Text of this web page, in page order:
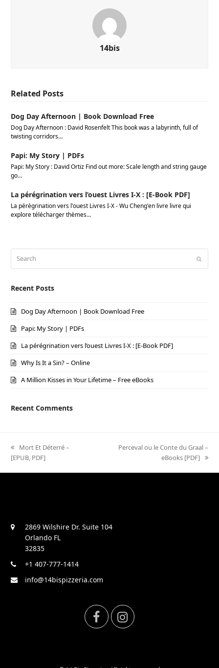
14bis
Related Posts
Dog Day Afternoon | Book Download Free
Dog Day Afternoon : David Rosenfelt This book was a labyrinth, full of
twisting corridors…
Papi: My Story | PDFs
Papi: My Story : David Ortiz Find out more: Scale length and string gauge
go…
La pérégrination vers l’ouest Livres I-X : [E-Book PDF]
La pérégrination vers l'ouest Livres I-X - Wu Cheng'en livre livre qui
explore télécharger thèmes…
Recent Posts
Dog Day Afternoon | Book Download Free
Papi: My Story | PDFs
La pérégrination vers l’ouest Livres I-X : [E-Book PDF]
Why Is It a Sin? – Online
A Million Kisses in Your Lifetime – Free eBooks
Recent Comments
previous
post:
Mort Et Déterré –
[EPUB, PDF]
next
Perceval ou le Conte du Graal –
eBooks [PDF]
2869 Wilshire Dr. Suite 104
Orlando FL
32835
+1 407-777-1414
info@14bispizzeria.com
F